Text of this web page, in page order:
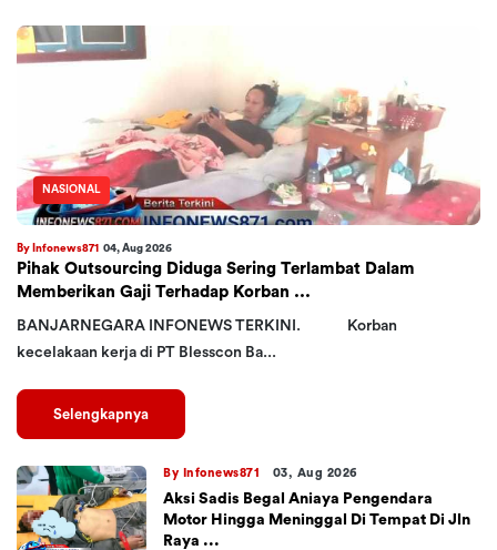
NASIONAL
By Infonews871 04, Aug 2026
Pihak Outsourcing Diduga Sering Terlambat Dalam
Memberikan Gaji Terhadap Korban ...
BANJARNEGARA INFONEWS TERKINI. Korban
kecelakaan kerja di PT Blesscon Ba...
Selengkapnya
By Infonews871 03, Aug 2026
Aksi Sadis Begal Aniaya Pengendara
Motor Hingga Meninggal Di Tempat Di Jln
Raya ...